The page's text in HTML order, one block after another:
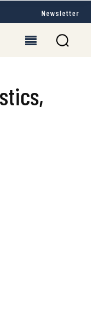
Newsletter